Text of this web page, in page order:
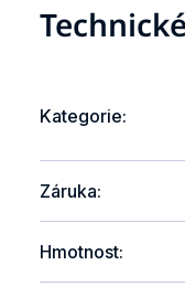
Kategorie:
Záruka:
Hmotnost: